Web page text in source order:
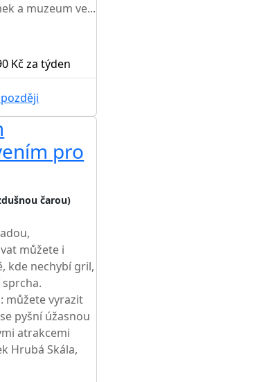
a muzeum ve...
Kč za týden
pro
čarou)
můžete i
kde nechybí gril,
můžete vyrazit
pyšní úžasnou
atrakcemi
Hrubá Skála,